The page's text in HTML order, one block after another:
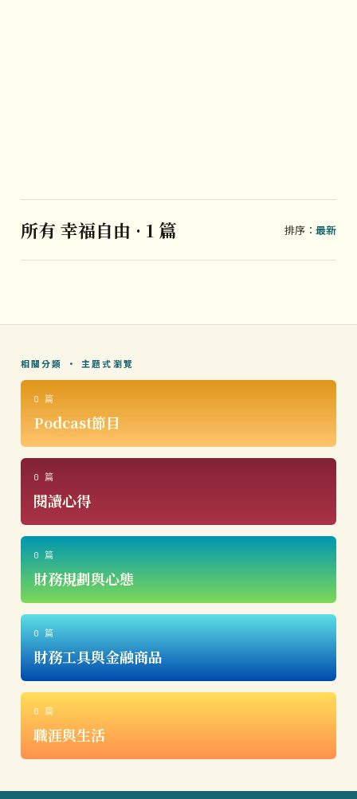
所有 幸福自由 · 1 篇 排序：最新
相關分類 · 主題式瀏覽
0 篇
Podcast節目
0 篇
閱讀心得
0 篇
財務規劃與心態
0 篇
財務工具與金融商品
0 篇
職涯與生活